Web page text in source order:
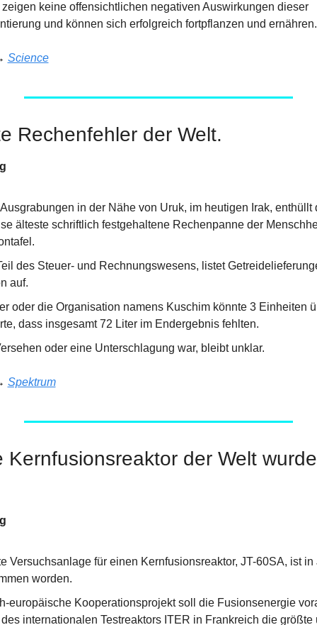
keine offensichtlichen negativen Auswirkungen dieser
und können sich erfolgreich fortpflanzen und ernähren.
Science
Rechenfehler der Welt.
in der Nähe von Uruk, im heutigen Irak, enthüllt
älteste schriftlich festgehaltene Rechenpanne der
des Steuer- und Rechnungswesens, listet
auf.
oder die Organisation namens Kuschim könnte 3 Einheiten
dass insgesamt 72 Liter im Endergebnis fehlten.
oder eine Unterschlagung war, bleibt unklar.
Spektrum
Kernfusionsreaktor der Welt
Versuchsanlage für einen Kernfusionsreaktor, JT-60SA, ist
worden.
europäische Kooperationsprojekt soll die Fusionsenergie
internationalen Testreaktors ITER in Frankreich die größte